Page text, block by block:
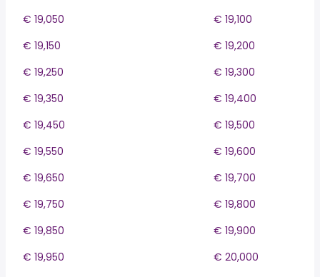
€ 19,050
€ 19,100
€ 19,150
€ 19,200
€ 19,250
€ 19,300
€ 19,350
€ 19,400
€ 19,450
€ 19,500
€ 19,550
€ 19,600
€ 19,650
€ 19,700
€ 19,750
€ 19,800
€ 19,850
€ 19,900
€ 19,950
€ 20,000